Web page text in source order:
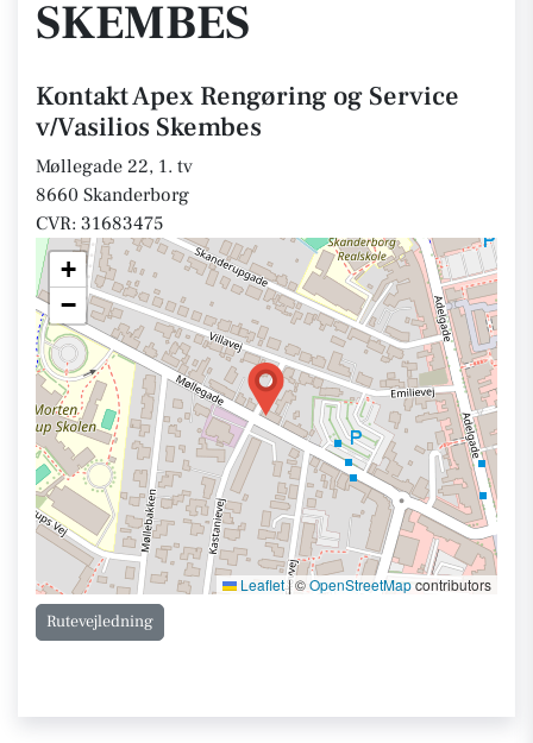
SKEMBES
Kontakt Apex Rengøring og Service
v/Vasilios Skembes
Møllegade 22, 1. tv
8660 Skanderborg
CVR: 31683475
+
−
Leaflet|©OpenStreetMapcontributors
Rutevejledning